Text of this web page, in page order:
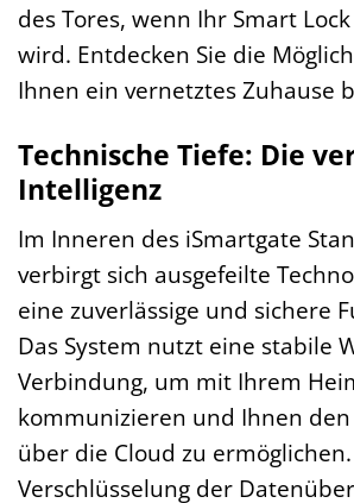
des Tores, wenn Ihr Smart
wird. Entdecken Sie die
Ihnen ein vernetztes Zuhause
Technische Tiefe: Die
Intelligenz
Im Inneren des iSmartgate
verbirgt sich ausgefeilte
eine zuverlässige und sichere
Das System nutzt eine stabile
Verbindung, um mit Ihrem
kommunizieren und Ihnen
über die Cloud zu
Verschlüsselung der